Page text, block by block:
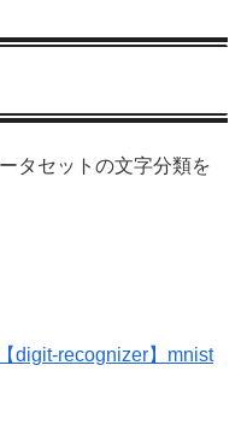
タセットの文字分類を
digit-recognizer】mnist